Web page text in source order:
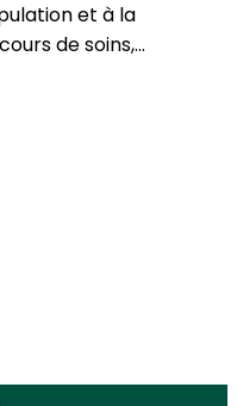
et à la
de soins,...